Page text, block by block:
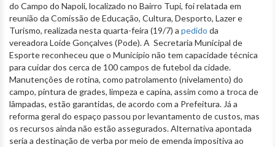
do Campo do Napoli, localizado no Bairro Tupi, foi relatada em
reunião da Comissão de Educação, Cultura, Desporto, Lazer e
Turismo, realizada nesta quarta-feira (19/7) a pedido da
vereadora Loíde Gonçalves (Pode). A Secretaria Municipal de
Esporte reconheceu que o Município não tem capacidade técnica
para cuidar dos cerca de 100 campos de futebol da cidade.
Manutenções de rotina, como patrolamento (nivelamento) do
campo, pintura de grades, limpeza e capina, assim como a troca de
lâmpadas, estão garantidas, de acordo com a Prefeitura. Já a
reforma geral do espaço passou por levantamento de custos, mas
os recursos ainda não estão assegurados. Alternativa apontada
seria a destinação de verba por meio de emenda impositiva ao